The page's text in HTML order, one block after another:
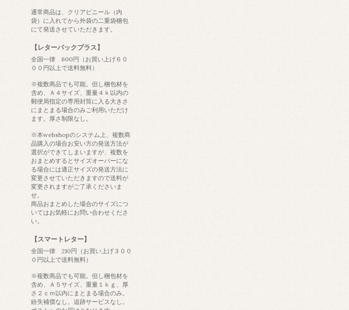
通常商品は、クリアビニール（内
袋）に入れてから外袋の二重袋梱包
にて発送させていただきます。
【レターパックプラス】
全国一律 600円（お買い上げ６０
００円以上で送料無料）
※複数商品でも可能。但し梱包材を
含め、Ａ４サイズ、重量４ｋ以内の
郵便局指定の専用封筒に入る大きさ
にまとまる場合のみご利用いただけ
ます。厚さ制限なし。
※本webshopのシステム上、複数商
品購入の場合お安い方の発送方法が
選択ができてしまいますが、複数を
おまとめするとサイズオーバーにな
る場合には適正サイズの発送方法に
変更させていただきますので送料が
変更されますがご了承くださいま
せ。
商品おまとめした場合のサイズにつ
いてはお気軽にお問い合わせくださ
い。
【スマートレター】
全国一律 210円（お買い上げ３００
０円以上で送料無料）
※複数商品でも可能。但し梱包材を
含め、Ａ５サイズ、重量１ｋｇ、厚
さ２ｃｍ以内にまとまる場合のみ。
紛失補償なし。追跡サービスなし。